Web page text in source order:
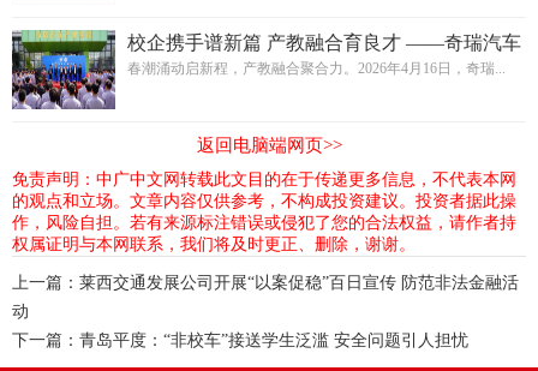
校企携手谱新篇 产教融合育良才 ——奇瑞汽车
产业学院正式落户青岛西大高级技工学校
春潮涌动启新程，产教融合聚合力。2026年4月16日，奇瑞...
返回电脑端网页>>
免责声明：中广中文网转载此文目的在于传递更多信息，不代表本网
的观点和立场。文章内容仅供参考，不构成投资建议。投资者据此操
作，风险自担。若有来源标注错误或侵犯了您的合法权益，请作者持
权属证明与本网联系，我们将及时更正、删除，谢谢。
上一篇： 莱西交通发展公司开展“以案促稳”百日宣传 防范非法金融活
动
下一篇： 青岛平度：“非校车”接送学生泛滥 安全问题引人担忧